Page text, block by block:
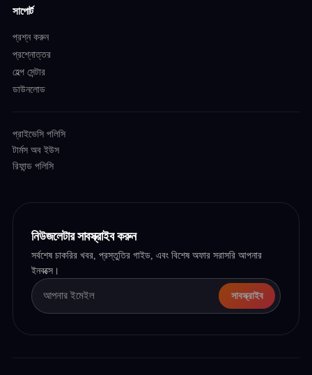
সাপোর্ট
প্রশ্ন করুন
প্রশ্নোত্তর
হেল্প সেন্টার
ডাউনলোড
প্রাইভেসি পলিসি
টার্মস অব ইউস
রিফান্ড পলিসি
নিউজলেটার সাবস্ক্রাইব করুন
সর্বশেষ চাকরির খবর, প্রস্তুতির গাইড, এবং বিশেষ অফার সরাসরি আপনার
ইনবক্সে।
সাবস্ক্রাইব